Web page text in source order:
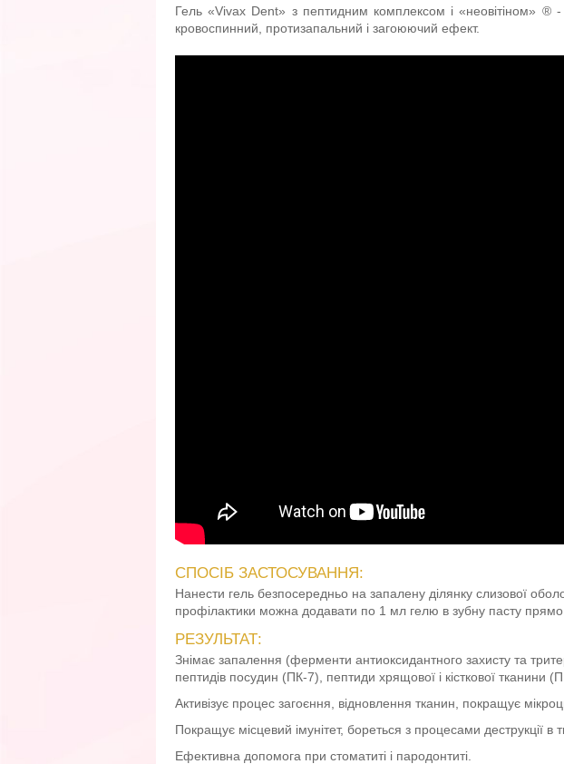
Гель «Vivax Dent» з пептидним комплексом і «неовітіном»
кровоспинний, протизапальний і загоюючий ефект.
СПОСІБ ЗАСТОСУВАННЯ:
Нанести гель безпосередньо на запалену ділянку слизової
профілактики можна додавати по 1 мл гелю в зубну пасту прямо
РЕЗУЛЬТАТ:
Знімає запалення (ферменти антиоксидантного захисту та
пептидів посудин (ПК-7), пептиди хрящової і кісткової тканини
Активізує процес загоєння, відновлення тканин, покращує
Покращує місцевий імунітет, бореться з процесами деструкції
Ефективна допомога при стоматиті і пародонтиті.